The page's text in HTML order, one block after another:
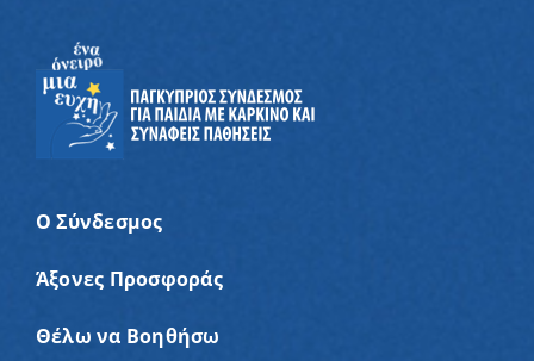
Ο Σύνδεσμος
Άξονες Προσφοράς
Θέλω να Βοηθήσω